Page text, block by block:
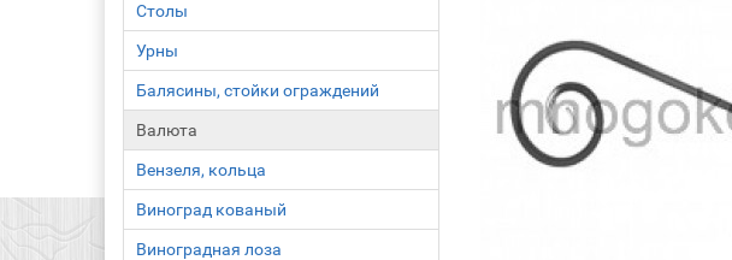
Столы
Урны
Балясины, стойки ограждений
Валюта
Вензеля, кольца
Виноград кованый
Виноградная лоза